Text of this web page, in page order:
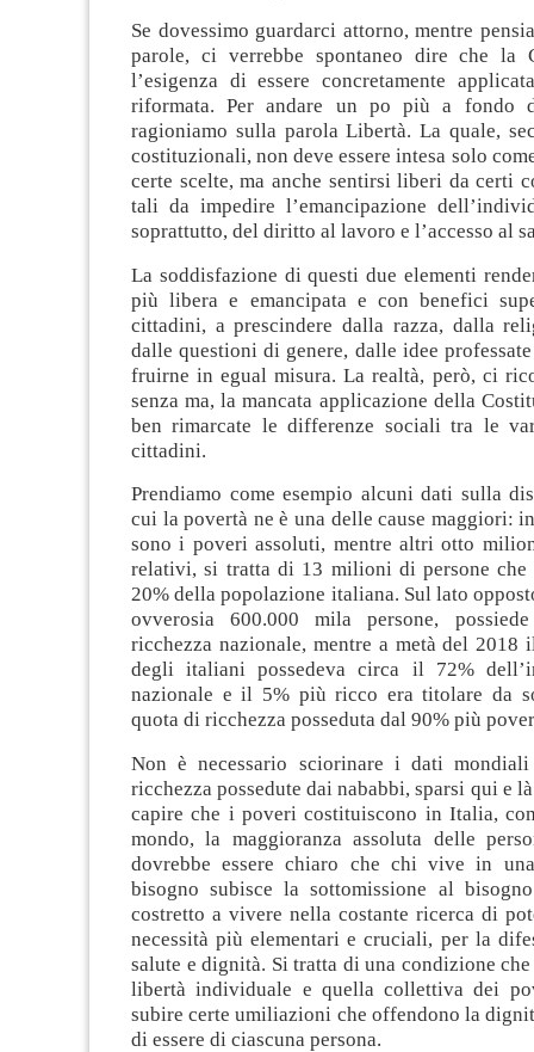
Se dovessimo guardarci attorno, mentre
parole, ci verrebbe spontaneo dire che la
l’esigenza di essere concretamente
riformata. Per andare un po più a fondo
ragioniamo sulla parola Libertà. La quale,
costituzionali, non deve essere intesa solo
certe scelte, ma anche sentirsi liberi da certi
tali da impedire l’emancipazione
soprattutto, del diritto al lavoro e l’accesso al
La soddisfazione di questi due elementi
più libera e emancipata e con benefici
cittadini, a prescindere dalla razza, dalla
dalle questioni di genere, dalle idee
fruirne in egual misura. La realtà, però, ci
senza ma, la mancata applicazione della
ben rimarcate le differenze sociali tra le
cittadini.
Prendiamo come esempio alcuni dati sulla
cui la povertà ne è una delle cause maggiori:
sono i poveri assoluti, mentre altri otto
relativi, si tratta di 13 milioni di persone che
20% della popolazione italiana. Sul lato
ovverosia 600.000 mila persone,
ricchezza nazionale, mentre a metà del
degli italiani possedeva circa il 72%
nazionale e il 5% più ricco era titolare da
quota di ricchezza posseduta dal 90% più
Non è necessario sciorinare i dati
ricchezza possedute dai nababbi, sparsi qui e
capire che i poveri costituiscono in Italia,
mondo, la maggioranza assoluta delle
dovrebbe essere chiaro che chi vive in
bisogno subisce la sottomissione al
costretto a vivere nella costante ricerca di
necessità più elementari e cruciali, per la
salute e dignità. Si tratta di una condizione
libertà individuale e quella collettiva dei
subire certe umiliazioni che offendono la
di essere di ciascuna persona.